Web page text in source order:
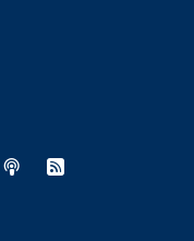
in nuova finestra
in nuova finestra
- Apertura in
- Apertura in
- Sito esterno -
- Sito esterno -
Spreaker - Sito
Feed RSS -